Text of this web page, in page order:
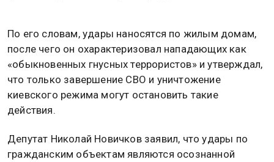
По его словам, удары наносятся по жилым домам,
после чего он охарактеризовал нападающих как
«обыкновенных гнусных террористов» и утверждал,
что только завершение СВО и уничтожение
киевского режима могут остановить такие
действия.
Депутат Николай Новичков заявил, что удары по
гражданским объектам являются осознанной